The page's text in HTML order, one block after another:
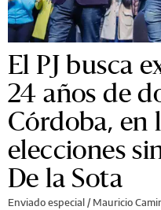
El PJ busca
24 años de
Córdoba, en
elecciones
De la Sota
Enviado especial /Mauricio